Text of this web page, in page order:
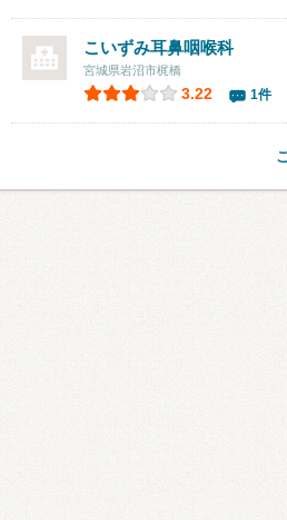
こいずみ耳鼻咽喉科
宮城県岩沼市梶橋
3.22 1件